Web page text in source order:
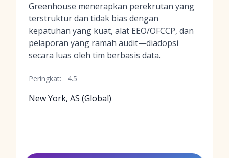
Greenhouse menerapkan perekrutan yang
terstruktur dan tidak bias dengan
kepatuhan yang kuat, alat EEO/OFCCP, dan
pelaporan yang ramah audit—diadopsi
secara luas oleh tim berbasis data.
Peringkat: 4.5
New York, AS (Global)